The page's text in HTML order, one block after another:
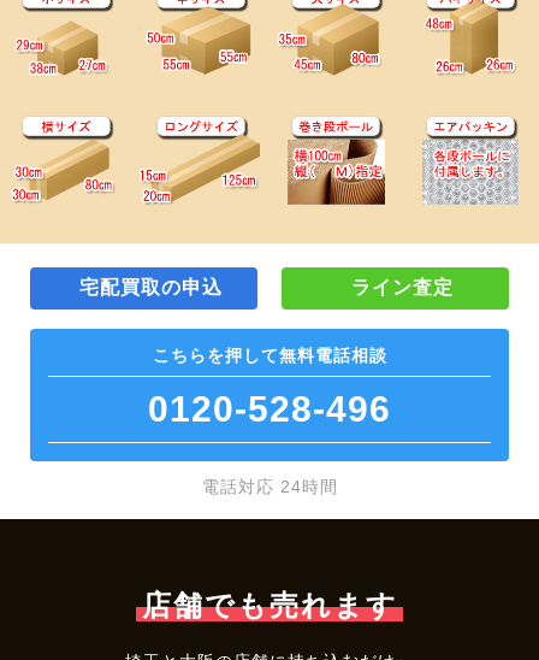
宅配買取の申込 ライン査定
こちらを押して無料電話相談
0120-528-496
電話対応 24時間
店舗でも売れます